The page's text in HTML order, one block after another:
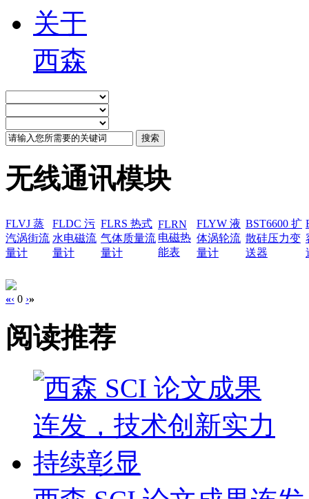
关于
西森
无线通讯模块
FLVJ 蒸
汽涡街流
量计
FLDC 污
水电磁流
量计
FLRS 热式
气体质量流
量计
FLRN
电磁热
能表
FLYW 液
体涡轮流
量计
BST6600 扩
散硅压力变
送器
«‹ 0 ›»
阅读推荐